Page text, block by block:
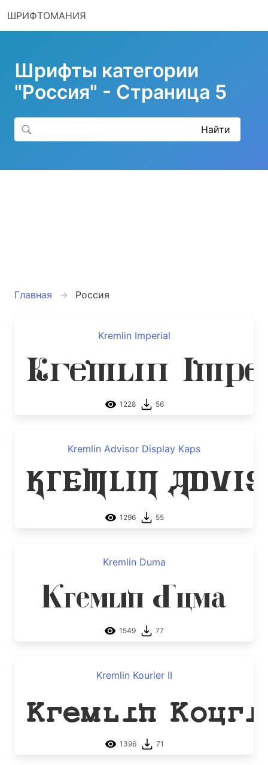
ШРИФТОМАНИЯ
Шрифты категории
"Россия" - Страница 5
Главная Россия
Kremlin Imperial
Kremlin
1228 56
Kremlin Advisor Display Kaps
Kremlin
1296 55
Kremlin Duma
Kremlin Duma
1549 77
Kremlin Kourier II
Kremlin
1396 71